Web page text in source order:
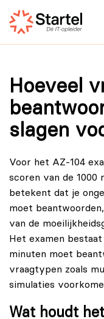
Hoeveel
slagen
Voor het AZ-104
scoren van de 1000
betekent dat je
moet
van de
Het examen
minuten moet
vraagtypen zoals
simulaties
Wat houdt